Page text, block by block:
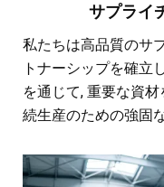
サプライ
私たちは高品質のサ
トナーシップを確立
を通じて, 重要な資
続生産のための強固